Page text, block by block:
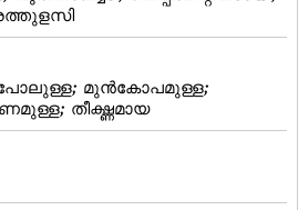
മുന്‍കോപമുള്ള;
തീക്ഷ്ണമായ